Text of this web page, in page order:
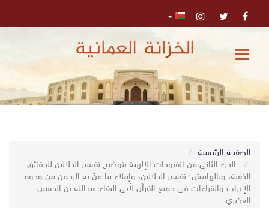
المركز
الإعلامي
البحث
الصفحة الرئيسية
الجزء الثاني من الفتوحات الإلهية بتوضيح تفسير الجلالين للدقائق
الخفية، وبالهامش: تفسير الجلالين، وإملاء ما منّ به الرحمن من وجوه
الإعراب والقراءات في جميع القرآن لأبي البقاء عبدالله بن الحسين
العكبري